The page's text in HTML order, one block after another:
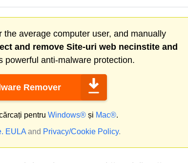
average computer user, and manually
and remove Site-uri web necinstite and
powerful anti-malware protection.
Remover
pentru Windows®și Mac®.
EULA and Privacy/Cookie Policy.